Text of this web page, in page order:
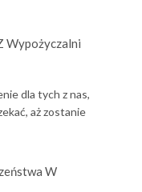
Wypożyczalni
dla tych z nas,
aż zostanie
W